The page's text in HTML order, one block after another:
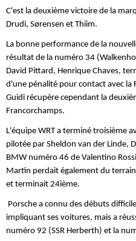
C'est la deuxième victoire de la
Drudi, Sørensen et Thiim.
La bonne performance de la
résultat de la numéro 34
David Pittard, Henrique Chaves,
d'une pénalité pour contact avec la
Guidi récupère cependant la
Francorchamps.
L'équipe WRT a terminé troisième
pilotée par Sheldon van der Linde,
BMW numéro 46 de Valentino
Martin perdait également du
et terminait 24ième.
Porsche a connu des débuts
impliquant ses voitures, mais a
numéro 92 (SSR Herberth) et la